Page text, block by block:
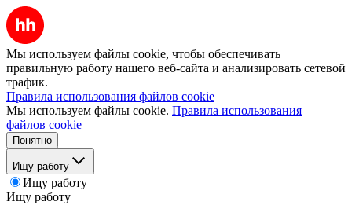
Мы используем файлы cookie, чтобы обеспечивать
правильную работу нашего веб-сайта и анализировать сетевой
трафик.
Правила использования файлов cookie
Мы используем файлы cookie. Правила использования
файлов cookie
Понятно
Ищу работу
Ищу работу
Ищу работу